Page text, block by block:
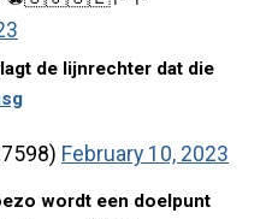
de lijnrechter dat die
February 10, 2023
wordt een doelpunt